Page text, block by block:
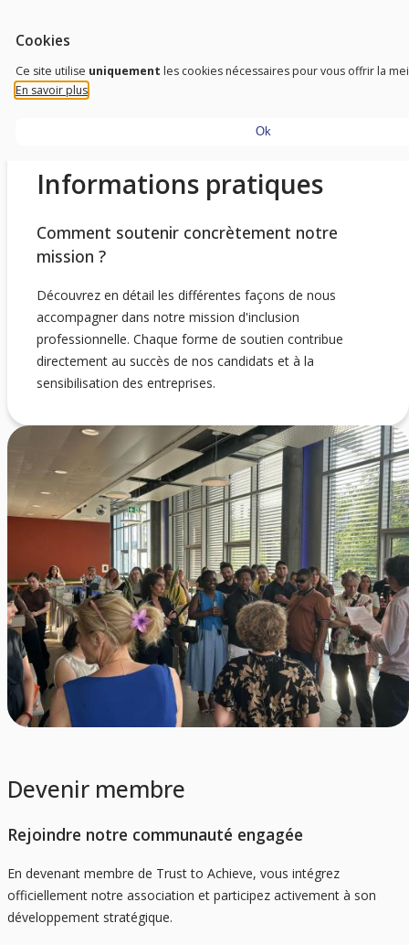
Don’t need sight, just need a vision
Informations pratiques
Comment soutenir concrètement notre
mission ?
Découvrez en détail les différentes façons de nous
accompagner dans notre mission d'inclusion
professionnelle. Chaque forme de soutien contribue
directement au succès de nos candidats et à la
sensibilisation des entreprises.
Devenir membre
Rejoindre notre communauté engagée
En devenant membre de Trust to Achieve, vous intégrez
officiellement notre association et participez activement à son
développement stratégique.
Cookies
Ce site utilise uniquement les cookies nécessaires pour vous offrir la
En savoir plus
Ok